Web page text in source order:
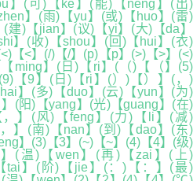
】(可)【ke】(能)【neng】(出)
】(雨)【yu】(或)【huo】(雷)
建)【jian】(议)【yi】(大)【da】
】(收)【shou】(回)【hui】(衣)
【<】(/)【/】(p)【p】(>)【>】(<)
ming】(日)【ri】(（)【（】(5)
【9】(日)【ri】(）)【）】(，)
】(多)【duo】(云)【yun】(为)
(阳)【yang】(光)【guang】(在)
，】(风)【feng】(力)【li】(减)
】(南)【nan】(到)【dao】(东)
】(3)【3】(~)【~】(4)【4】(级)
(温)【wen】(再)【zai】(上)
tai】(阶)【jie】(：)【：】(最)